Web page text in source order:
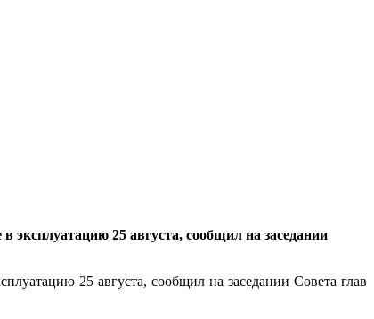
25 августа, сообщил на заседании
25 августа, сообщил на заседании Совета глав